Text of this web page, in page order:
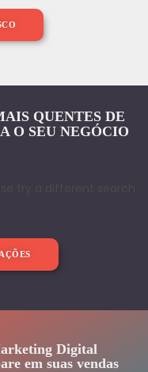
QUENTES DE
O SEU NEGÓCIO
Digital
em suas vendas